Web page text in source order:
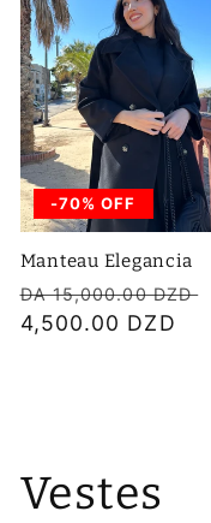
-70% OFF
Manteau Elegancia
Prix
habituel
DA 15,000.00 DZD
4,500.00 DZD
Vestes